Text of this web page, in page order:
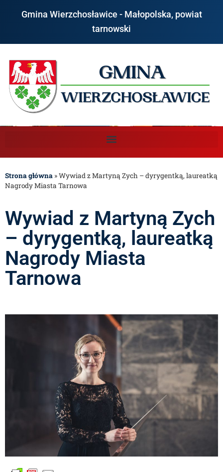
Gmina Wierzchosławice - Małopolska, powiat
tarnowski
Strona główna »Wywiad z Martyną Zych – dyrygentką, laureatką
Nagrody Miasta Tarnowa
Wywiad z Martyną Zych
– dyrygentką, laureatką
Nagrody Miasta
Tarnowa